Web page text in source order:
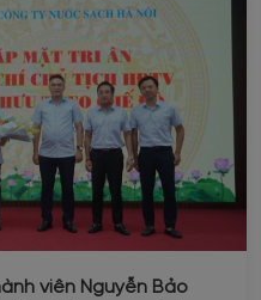
viên Nguyễn Bảo